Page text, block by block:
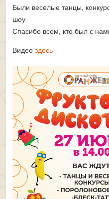
Были веселые танцы,
шоу
Спасибо всем, кто был с
Видео здесь